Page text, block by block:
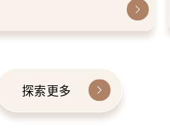
探索更多